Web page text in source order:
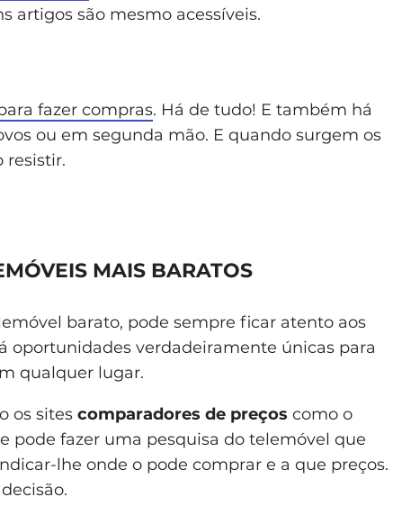
artigos são mesmo acessíveis.
fazer compras. Há de tudo! E também há
ou em segunda mão. E quando surgem os
resistir.
MAIS BARATOS
barato, pode sempre ficar atento aos
oportunidades verdadeiramente únicas para
qualquer lugar.
os sites comparadores de preços como o
pode fazer uma pesquisa do telemóvel que
lhe onde o pode comprar e a que preços.